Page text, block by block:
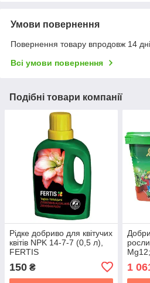
Умови повернення
Повернення товару впродовж 14
Всі умови повернення
Подібні товари компанії
Рідке добриво для квітучих
квітів NPK 14-7-7 (0,5 л),
FERTIS
150 ₴ 1